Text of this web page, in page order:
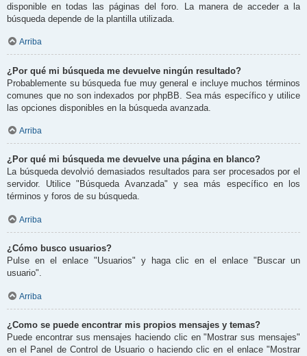
disponible en todas las páginas del foro. La manera de acceder a la
búsqueda depende de la plantilla utilizada.
Arriba
¿Por qué mi búsqueda me devuelve ningún resultado?
Probablemente su búsqueda fue muy general e incluye muchos términos
comunes que no son indexados por phpBB. Sea más específico y utilice
las opciones disponibles en la búsqueda avanzada.
Arriba
¿Por qué mi búsqueda me devuelve una página en blanco?
La búsqueda devolvió demasiados resultados para ser procesados por el
servidor. Utilice "Búsqueda Avanzada" y sea más específico en los
términos y foros de su búsqueda.
Arriba
¿Cómo busco usuarios?
Pulse en el enlace "Usuarios" y haga clic en el enlace "Buscar un
usuario".
Arriba
¿Como se puede encontrar mis propios mensajes y temas?
Puede encontrar sus mensajes haciendo clic en "Mostrar sus mensajes"
en el Panel de Control de Usuario o haciendo clic en el enlace "Mostrar